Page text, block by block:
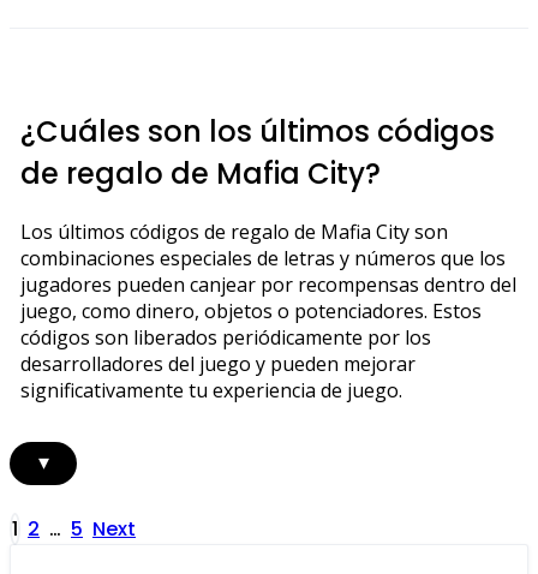
¿Cuáles son los últimos códigos
de regalo de Mafia City?
Los últimos códigos de regalo de Mafia City son
combinaciones especiales de letras y números que los
jugadores pueden canjear por recompensas dentro del
juego, como dinero, objetos o potenciadores. Estos
códigos son liberados periódicamente por los
desarrolladores del juego y pueden mejorar
significativamente tu experiencia de juego.
▾
Posts
1 2 … 5 Next